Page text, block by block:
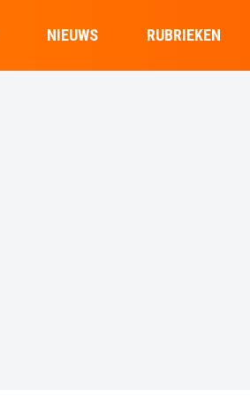
NIEUWS RUBRIEKEN